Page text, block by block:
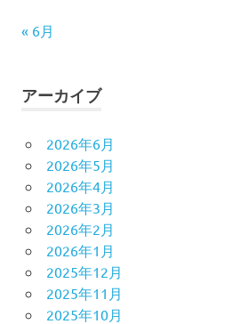
« 6月
アーカイブ
2026年6月
2026年5月
2026年4月
2026年3月
2026年2月
2026年1月
2025年12月
2025年11月
2025年10月